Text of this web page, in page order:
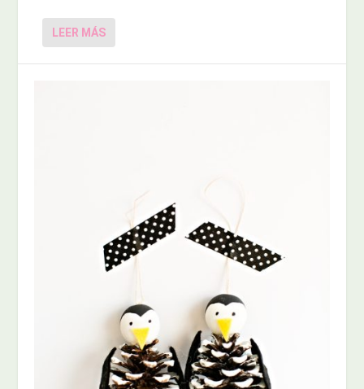
LEER MÁS